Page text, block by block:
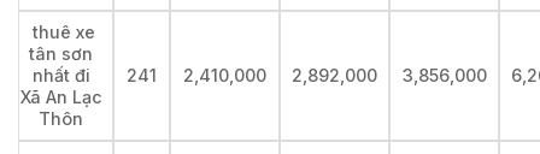
thuê xe
tân sơn
nhất đi
Xã An Lạc
Thôn
241 2,410,000 2,892,000 3,856,000